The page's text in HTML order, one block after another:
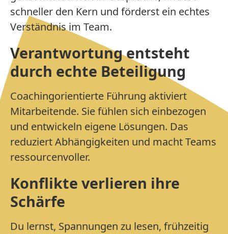
schneller den Kern und förderst ein echtes
Verständnis im Team.
Verantwortung entsteht
durch echte Beteiligung
Coachingorientierte Führung aktiviert
Mitarbeitende. Sie fühlen sich einbezogen
und entwickeln eigene Lösungen. Das
reduziert Abhängigkeiten und macht Teams
ressourcenvoller.
Konflikte verlieren ihre
Schärfe
Du lernst, Spannungen zu lesen, frühzeitig